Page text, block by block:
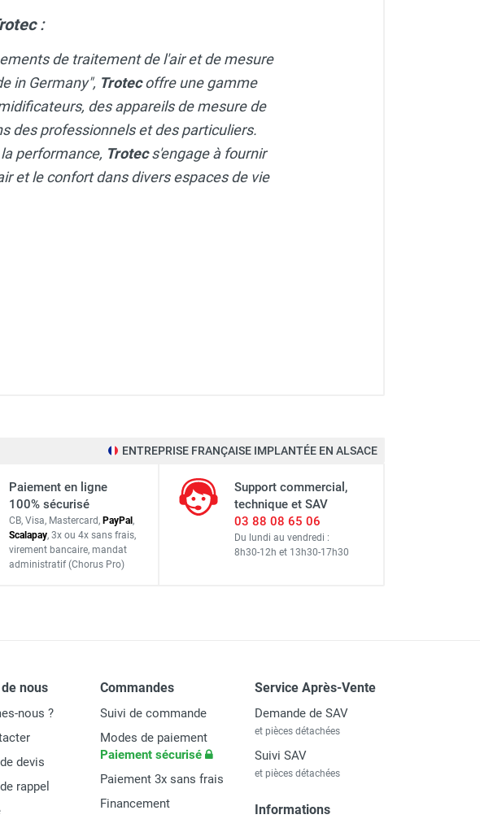
:
de traitement de l'air et de mesure
in Germany", Trotecoffre une gamme
des appareils de mesure de
des professionnels et des particuliers.
performance, Trotecs'engage à fournir
et le confort dans divers espaces de vie
ENTREPRISE FRANÇAISE IMPLANTÉE EN ALSACE
Paiement en ligne
100% sécurisé
CB, Visa, Mastercard, PayPal,
Scalapay, 3x ou 4x sans frais,
virement bancaire, mandat
administratif (Chorus Pro)
Support commercial,
technique et SAV
03 88 08 65 06
Du lundi au vendredi :
8h30-12h et 13h30-17h30
nous
nous ?
devis
rappel
Commandes
Suivi de commande
Modes de paiement
Paiement sécurisé
Paiement 3x sans frais
Financement
Service Après-Vente
Demande de SAV
et pièces détachées
Suivi SAV
et pièces détachées
Informations